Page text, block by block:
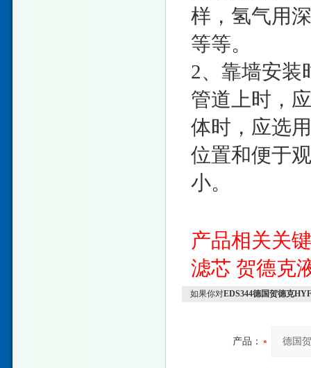
样，氢气用
等等。
2、靠墙安装
管道上时，
体时，应选
位置和便于
小。
产品相关关
滤芯 贺德克
如果你对EDS344德国贺德克
产品：